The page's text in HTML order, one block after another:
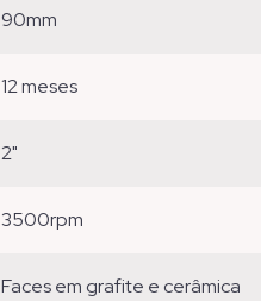
90mm
12 meses
2"
3500rpm
faces em grafite e cerâmica